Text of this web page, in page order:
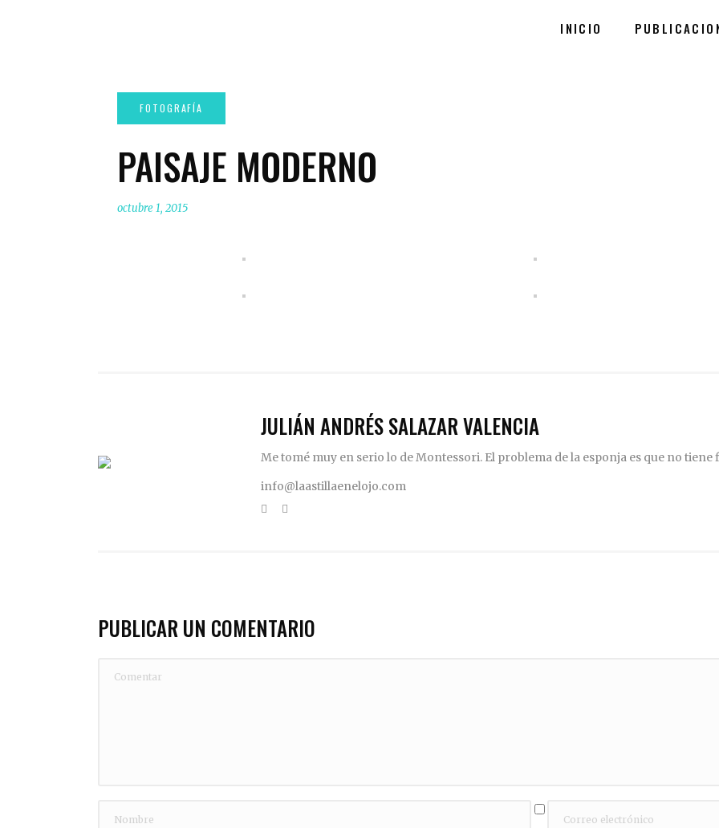
INICIO
PAISAJE MODERNO
octubre 1, 2015
JULIÁN ANDRÉS SALAZAR VALENCIA
Me tomé muy en serio lo de Montessori. El problema de la esponja es que no tiene
info@laastillaenelojo.com
PUBLICAR UN COMENTARIO